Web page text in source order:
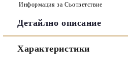
Ние ще се свържем с вас в рамките
Информация за Съответствие
Детайлно описание
Характеристики